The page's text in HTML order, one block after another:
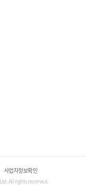
사업자정보확인
All rights reserved.